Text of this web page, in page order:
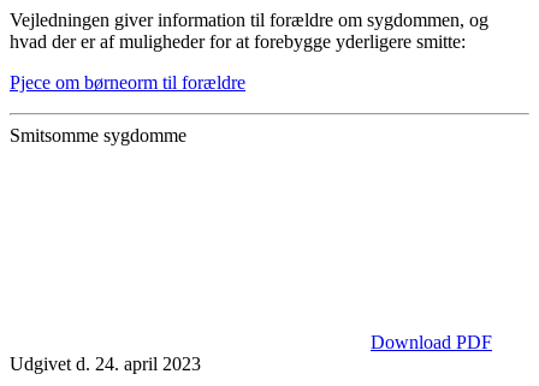
Vejledningen giver information til forældre om sygdommen, og
hvad der er af muligheder for at forebygge yderligere smitte:
Pjece om børneorm til forældre
Smitsomme sygdomme
Download PDF
Udgivet d. 24. april 2023